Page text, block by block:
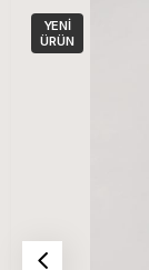
YENI
ÜRÜN